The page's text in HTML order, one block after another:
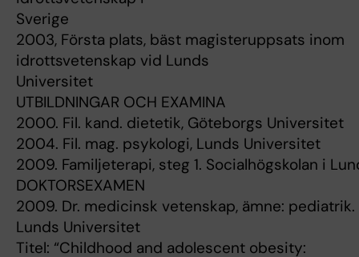
Sverige
2003, Första plats, bäst magisteruppsats inom
idrottsvetenskap vid Lunds
Universitet
UTBILDNINGAR OCH EXAMINA
2000. Fil. kand. dietetik, Göteborgs Universitet
2004. Fil. mag. psykologi, Lunds Universitet
2009. Familjeterapi, steg 1. Socialhögskolan i
DOKTORSEXAMEN
2009. Dr. medicinsk vetenskap, ämne: pediatrik.
Lunds Universitet
Titel: “Childhood and adolescent obesity: